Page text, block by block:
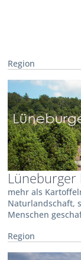
Region
Lüneburger
mehr als
Naturlandschaft,
Menschen
Region